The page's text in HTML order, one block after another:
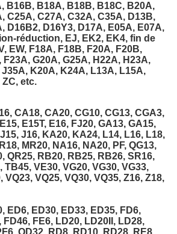
B16B, B18A, B18B, B18C, B20A,
C25A, C27A, C32A, C35A, D13B,
D16B2, D16Y3, D17A, E05A, E07A,
réduction, EJ, EK2, EK4, fin de
EW, F18A, F18B, F20A, F20B,
F23A, G20A, G25A, H22A, H23A,
K20A, K24A, L13A, L15A,
ZC, etc.
CA18, CA20, CG10, CG13, CGA3,
E15T, E16, FJ20, GA13, GA15,
J16, KA20, KA24, L14, L16, L18,
MR20, NA16, NA20, PF, QG13,
QR25, RB20, RB25, RB26, SR16,
TB45, VE30, VG20, VG30, VG33,
VQ23, VQ25, VQ30, VQ35, Z16, Z18,
ED6, ED30, ED33, ED35, FD6,
FD46, FE6, LD20, LD20II, LD28,
QD32, RD8, RD10, RD28, RE8,